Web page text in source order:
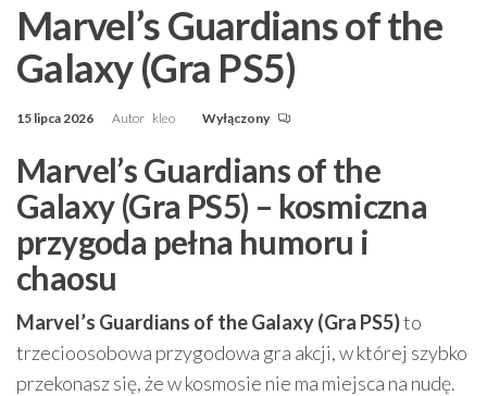
Marvel’s Guardians of the
Galaxy (Gra PS5)
15 lipca 2026 Autor kleo Wyłączony
Marvel’s Guardians of the
Galaxy (Gra PS5) – kosmiczna
przygoda pełna humoru i
chaosu
Marvel’s Guardians of the Galaxy (Gra PS5)to
trzecioosobowa przygodowa gra akcji, w której szybko
przekonasz się, że w kosmosie nie ma miejsca na nudę.